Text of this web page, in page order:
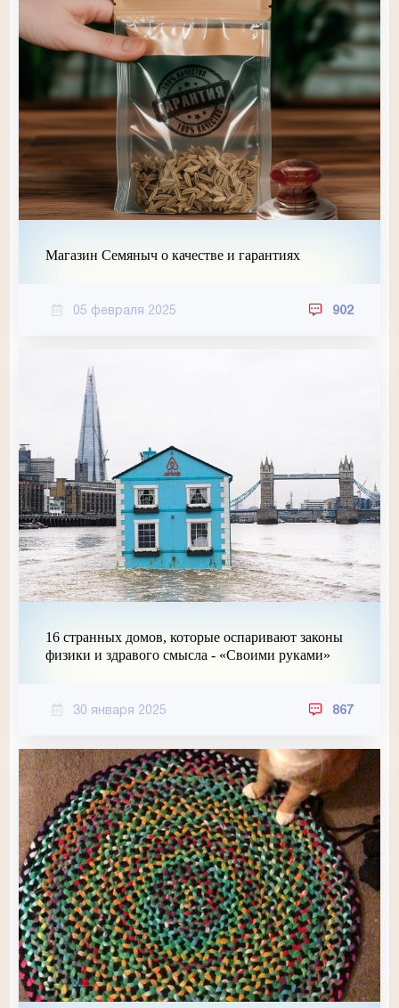
Магазин Семяныч о качестве и гарантиях
05 февраля 2025 902
16 странных домов, которые оспаривают законы
физики и здравого смысла - «Своими руками»
30 января 2025 867